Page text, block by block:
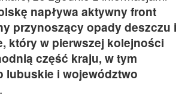
napływa aktywny front
przynoszący opady deszczu i
który w pierwszej kolejności
część kraju, w tym
lubuskie i województwo
.